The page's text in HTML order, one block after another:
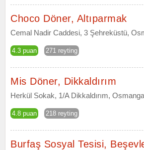
Choco Döner, Altıparmak
Cemal Nadir Caddesi, 3 Şehreküstü,
4.3 puan 271 reyting
Mis Döner, Dikkaldırım
Herkül Sokak, 1/A Dikkaldırım,
4.8 puan 218 reyting
Burfaş Sosyal Tesisi,